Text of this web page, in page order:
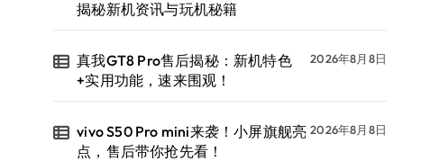
揭秘新机资讯与玩机秘籍
真我GT8 Pro售后揭秘：新机特色
+实用功能，速来围观！
2026年8月8日
vivo S50 Pro mini来袭！小屏旗舰亮
点，售后带你抢先看！
2026年8月8日